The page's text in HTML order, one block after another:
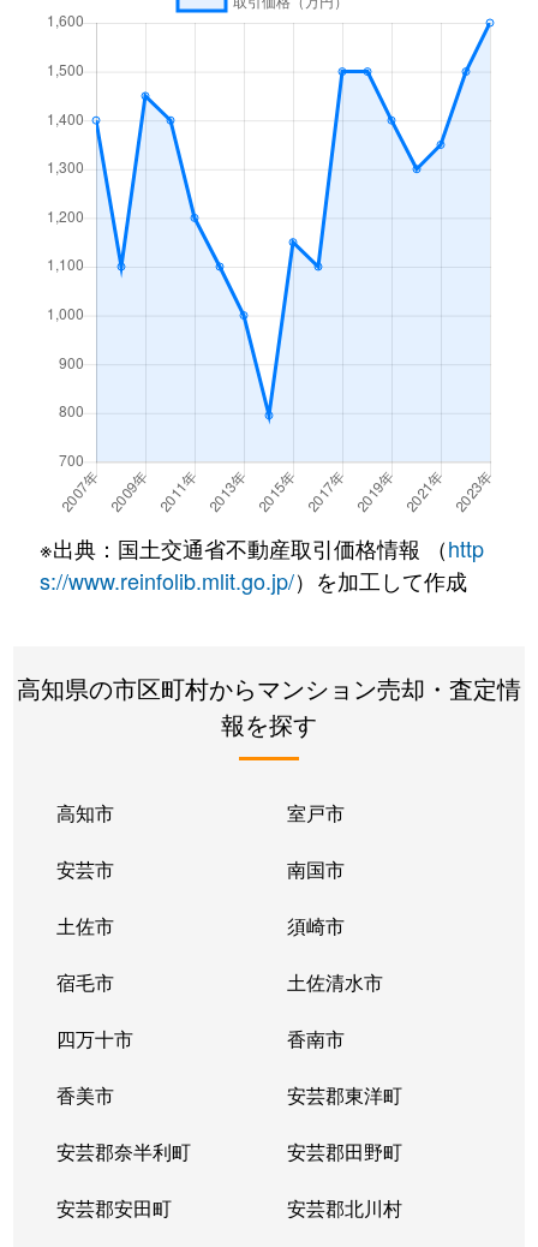
※出典：国土交通省不動産取引価格情報 （http
s://www.reinfolib.mlit.go.jp/）を加工して作成
高知県の市区町村からマンション売却・査定情
報を探す
高知市 室戸市
安芸市 南国市
土佐市 須崎市
宿毛市 土佐清水市
四万十市 香南市
香美市 安芸郡東洋町
安芸郡奈半利町 安芸郡田野町
安芸郡安田町 安芸郡北川村